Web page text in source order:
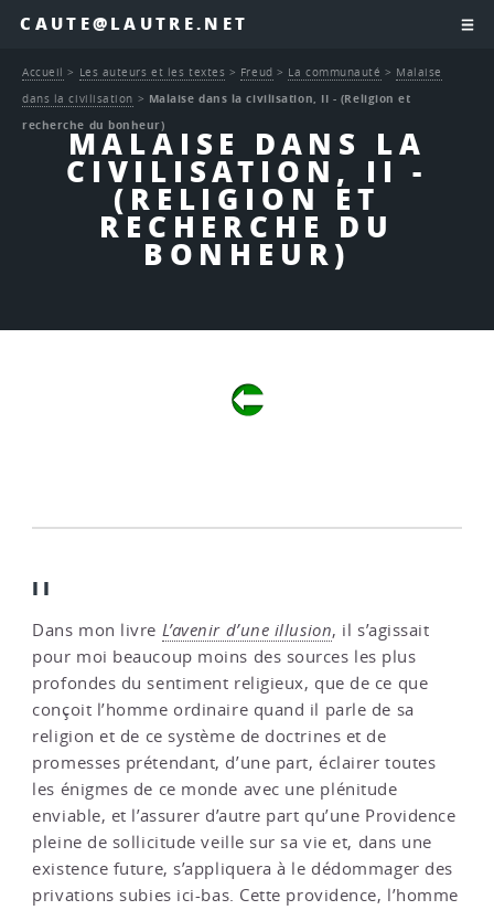
CAUTE@LAUTRE.NET
MALAISE DANS LA
CIVILISATION, II -
(RELIGION ET
RECHERCHE DU
BONHEUR)
Accueil > Les auteurs et les textes > Freud > La communauté > Malaise
dans la civilisation > Malaise dans la civilisation, II - (Religion et
recherche du bonheur)
II
Dans mon livre L’avenir d’une illusion, il s’agissait
pour moi beaucoup moins des sources les plus
profondes du sentiment religieux, que de ce que
conçoit l’homme ordinaire quand il parle de sa
religion et de ce système de doctrines et de
promesses prétendant, d’une part, éclairer toutes
les énigmes de ce monde avec une plénitude
enviable, et l’assurer d’autre part qu’une Providence
pleine de sollicitude veille sur sa vie et, dans une
existence future, s’appliquera à le dédommager des
privations subies ici-bas. Cette providence, l’homme